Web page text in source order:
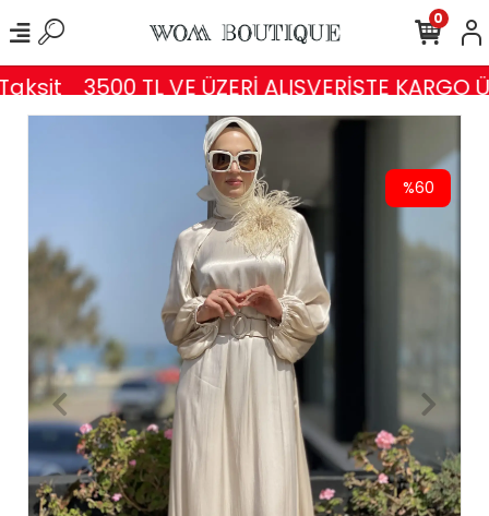
3500 TL VE ÜZERİ ALIŞVERİŞTE KARGO
0
%60